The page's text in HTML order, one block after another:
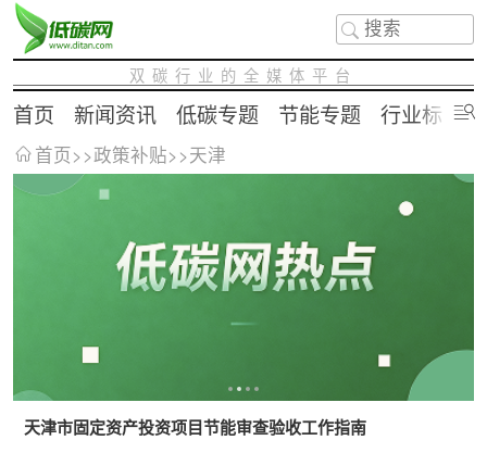
双碳行业的全媒体平台
首页 新闻资讯 低碳专题 节能专题 行业标准
首页>>政策补贴>>天津
天津市固定资产投资项目节能审查验收工作指南